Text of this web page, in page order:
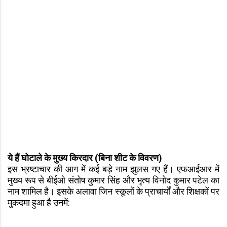
ये हैं घोटाले के मुख्य किरदार (बिना शीट के विवरण)
इस भ्रष्टाचार की आग में कई बड़े नाम झुलस गए हैं। एफआईआर में
मुख्य रूप से बीईओ संतोष कुमार सिंह और भृत्य विनोद कुमार पटेल का
नाम शामिल है। इसके अलावा जिन स्कूलों के प्राचार्यों और शिक्षकों पर
मुकदमा हुआ है उनमें: